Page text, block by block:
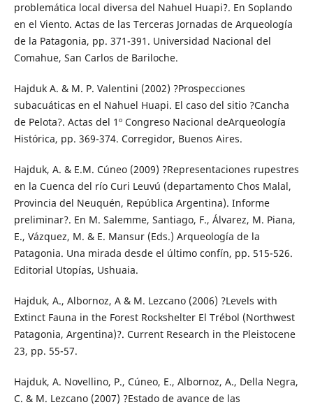
problemática local diversa del Nahuel Huapi?. En Soplando
en el Viento. Actas de las Terceras Jornadas de Arqueología
de la Patagonia, pp. 371-391. Universidad Nacional del
Comahue, San Carlos de Bariloche.
Hajduk A. & M. P. Valentini (2002) ?Prospecciones
subacuáticas en el Nahuel Huapi. El caso del sitio ?Cancha
de Pelota?. Actas del 1º Congreso Nacional deArqueología
Histórica, pp. 369-374. Corregidor, Buenos Aires.
Hajduk, A. & E.M. Cúneo (2009) ?Representaciones rupestres
en la Cuenca del río Curi Leuvú (departamento Chos Malal,
Provincia del Neuquén, República Argentina). Informe
preliminar?. En M. Salemme, Santiago, F., Álvarez, M. Piana,
E., Vázquez, M. & E. Mansur (Eds.) Arqueología de la
Patagonia. Una mirada desde el último confín, pp. 515-526.
Editorial Utopías, Ushuaia.
Hajduk, A., Albornoz, A & M. Lezcano (2006) ?Levels with
Extinct Fauna in the Forest Rockshelter El Trébol (Northwest
Patagonia, Argentina)?. Current Research in the Pleistocene
23, pp. 55-57.
Hajduk, A. Novellino, P., Cúneo, E., Albornoz, A., Della Negra,
C. & M. Lezcano (2007) ?Estado de avance de las